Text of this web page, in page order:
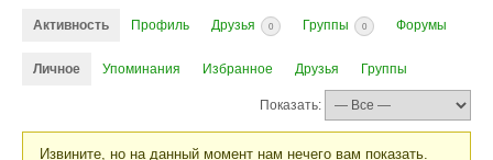
Активность Профиль Друзья 0 Группы 0 Форумы
Личное Упоминания Избранное Друзья Группы
Показать:
Извините, но на данный момент нам нечего вам показать.